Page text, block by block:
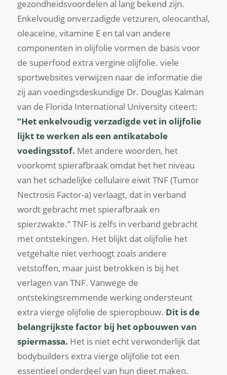
gezondheidsvoordelen al lang bekend zijn.
Enkelvoudig onverzadigde vetzuren, oleocanthal,
oleaceïne, vitamine E en tal van andere
componenten in olijfolie vormen de basis voor
de superfood extra vergine olijfolie. viele
sportwebsites verwijzen naar de informatie die
zij aan voedingsdeskundige Dr. Douglas Kalman
van de Florida International University citeert:
“Het enkelvoudig verzadigde vet in olijfolie
lijkt te werken als een antikatabole
voedingsstof. Met andere woorden, het
voorkomt spierafbraak omdat het het niveau
van het schadelijke cellulaire eiwit TNF (Tumor
Nectrosis Factor-a) verlaagt, dat in verband
wordt gebracht met spierafbraak en
spierzwakte.” TNF is zelfs in verband gebracht
met ontstekingen. Het blijkt dat olijfolie het
vetgehalte niet verhoogt zoals andere
vetstoffen, maar juist betrokken is bij het
verlagen van TNF. Vanwege de
ontstekingsremmende werking ondersteunt
extra vierge olijfolie de spieropbouw. Dit is de
belangrijkste factor bij het opbouwen van
spiermassa. Het is niet echt verwonderlijk dat
bodybuilders extra vierge olijfolie tot een
essentieel onderdeel van hun dieet maken.